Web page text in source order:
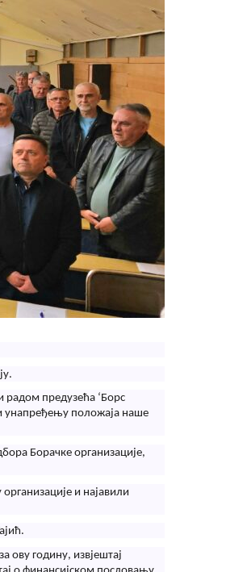
радом предузећа ‘Борс
унапређењу положаја наше
Борачке организације,
и најавили
ову годину, извјештај